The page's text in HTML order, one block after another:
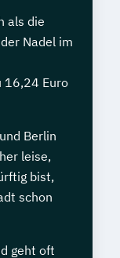
als die
Nadel im
16,24 Euro
Berlin
leise,
bist,
schon
geht oft